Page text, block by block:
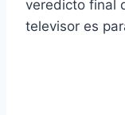
veredicto final
televisor es